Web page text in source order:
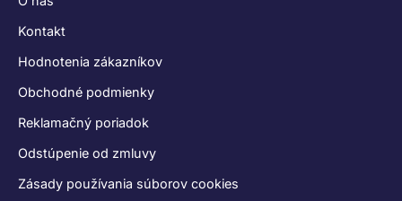
Kontakt
Hodnotenia zákazníkov
Obchodné podmienky
Reklamačný poriadok
Odstúpenie od zmluvy
Zásady používania súborov cookies